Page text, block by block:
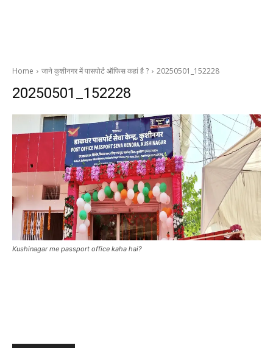
Home जाने कुशीनगर में पासपोर्ट ऑफिस कहां है ? 20250501_152228
20250501_152228
Kushinagar me passport office kaha hai?